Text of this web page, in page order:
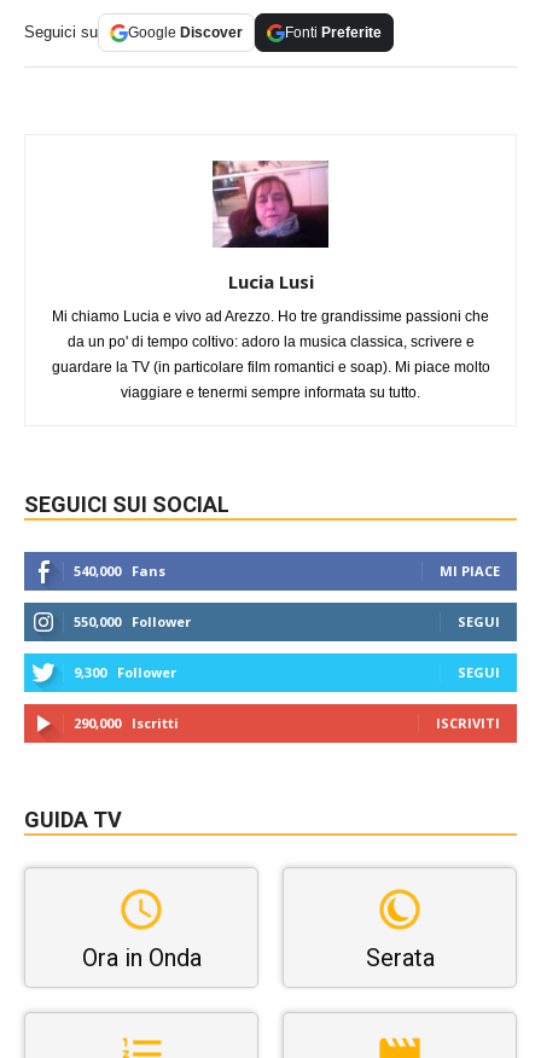
Seguici su Google Discover Fonti Preferite
Lucia Lusi
Mi chiamo Lucia e vivo ad Arezzo. Ho tre grandissime passioni che
da un po' di tempo coltivo: adoro la musica classica, scrivere e
guardare la TV (in particolare film romantici e soap). Mi piace molto
viaggiare e tenermi sempre informata su tutto.
SEGUICI SUI SOCIAL
540,000 Fans MI PIACE
550,000 Follower SEGUI
9,300 Follower SEGUI
290,000 Iscritti ISCRIVITI
GUIDA TV
Ora in Onda Serata